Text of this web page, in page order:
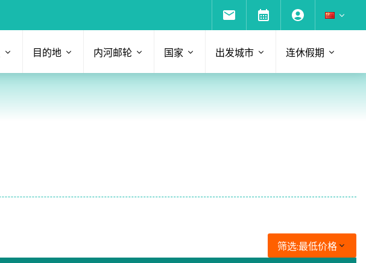
目的地 内河邮轮 国家 出发城市 连休假期
筛选:最低价格